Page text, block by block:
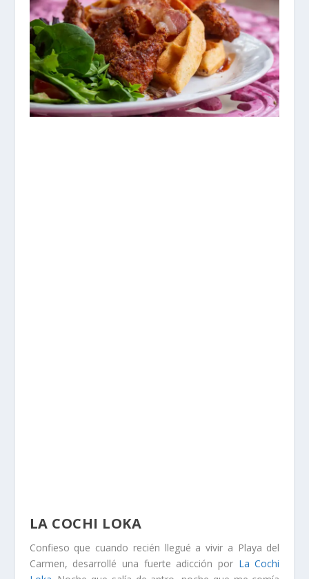
LA COCHI LOKA
Confieso que cuando recién llegué a vivir a Playa del
Carmen, desarrollé una fuerte adicción por La Cochi